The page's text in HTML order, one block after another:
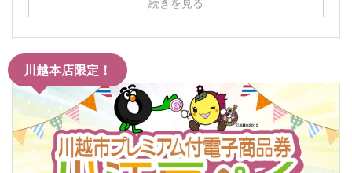
続きを見る
川越本店限定！